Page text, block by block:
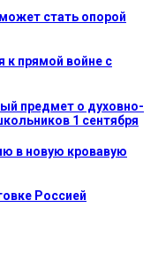
стать опорой
к прямой войне с
предмет о духовно-
1 сентября
в новую кровавую
Россией